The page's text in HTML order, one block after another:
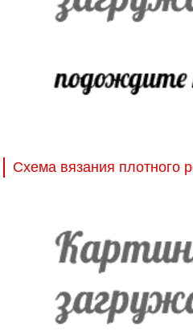
Схема вязания плотного